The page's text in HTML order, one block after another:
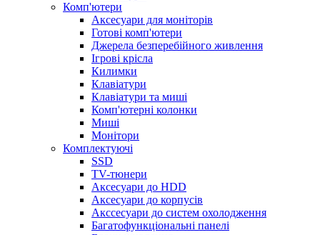
Комп'ютери
Аксесуари для моніторів
Готові комп'ютери
Джерела безперебійного живлення
Ігрові крісла
Килимки
Клавіатури
Клавіатури та миші
Комп'ютерні колонки
Миші
Монітори
Комплектуючi
SSD
TV-тюнери
Аксесуари до HDD
Аксесуари до корпусів
Акссесуари до систем охолодження
Багатофункціональні панелі